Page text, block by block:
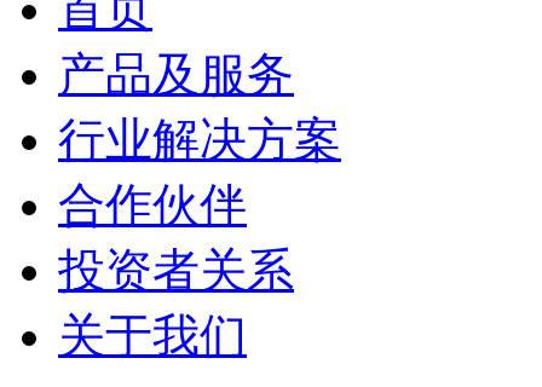
产品及服务
行业解决方案
合作伙伴
投资者关系
关于我们